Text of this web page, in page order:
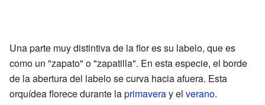
Una parte muy distintiva de la flor es su labelo, que es
como un "zapato" o "zapatilla". En esta especie, el borde
de la abertura del labelo se curva hacia afuera. Esta
orquídea florece durante laprimaveray el verano.